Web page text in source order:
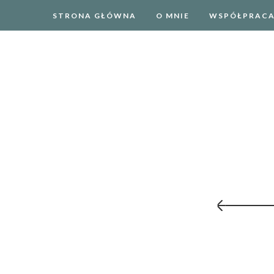
STRONA GŁÓWNA O MNIE